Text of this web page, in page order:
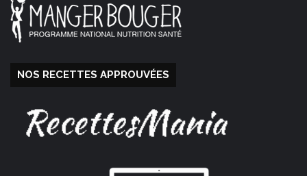
NOS RECETTES APPROUVÉES